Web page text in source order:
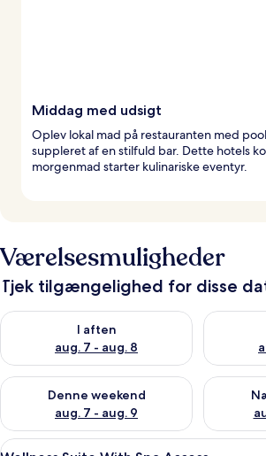
Middag med udsigt
Oplev lokal mad på restauranten med
suppleret af en stilfuld bar. Dette hotels
morgenmad starter kulinariske eventyr.
Værelsesmuligheder
Tjek tilgængelighed for disse
I aften
aug. 7 - aug. 8
Tjek tilgængelighed for i aften aug. 7 -
Tjek
Denne weekend
aug. 7 - aug. 9
Tjek tilgængelighed for denne weekend
Tjek
Indlæs